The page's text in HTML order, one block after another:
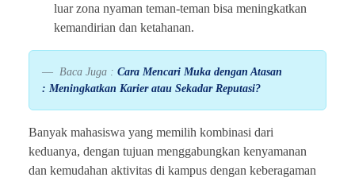
luar zona nyaman teman-teman bisa meningkatkan
kemandirian dan ketahanan.
Baca Juga : Cara Mencari Muka dengan Atasan
: Meningkatkan Karier atau Sekadar Reputasi?
Banyak mahasiswa yang memilih kombinasi dari
keduanya, dengan tujuan menggabungkan kenyamanan
dan kemudahan aktivitas di kampus dengan keberagaman